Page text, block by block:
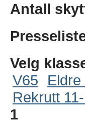
Antall
Velg
V65
Rekrutt
1